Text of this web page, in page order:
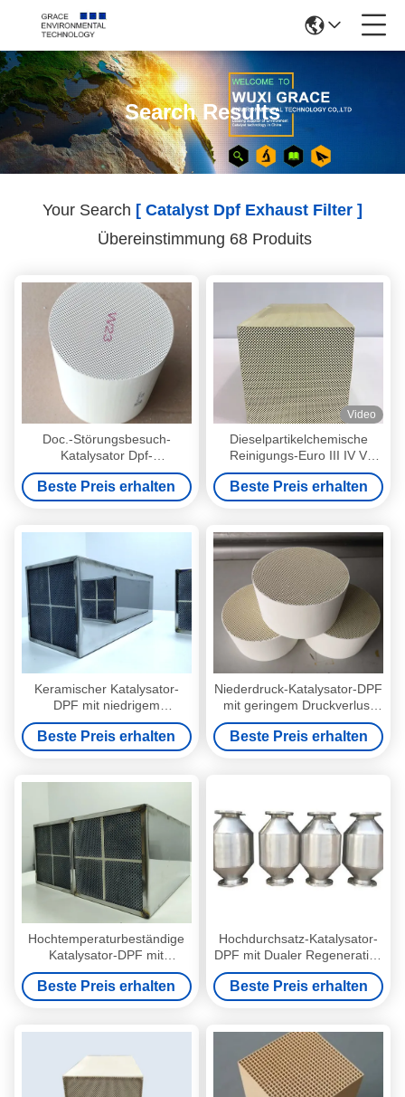
Search Results
Your Search [ Catalyst Dpf Exhaust Filter ]
Übereinstimmung 68 Produits
Doc.-Störungsbesuch-
Katalysator Dpf-
Absaugventilatorfilter im
Bagger Meet Euro 2
Emissionsgrenzwert 3 4 5 6
Beste Preis erhalten
Video
Dieselpartikelchemische
Reinigungs-Euro III IV V
filter-Katalysator Dpf
Beste Preis erhalten
Keramischer Katalysator-
DPF mit niedrigem
Gegendruck und
aktiver/passiver
Regeneration für
Dieselabgase
Beste Preis erhalten
Niederdruck-Katalysator-DPF
mit geringem Druckverlust
und hoher Durchflussrate zur
Diesel-Emissionskontrolle
Beste Preis erhalten
Hochtemperaturbeständige
Katalysator-DPF mit
niedrigem Rückdruck für den
Euro 6-Emissionsstandard
Beste Preis erhalten
Hochdurchsatz-Katalysator-
DPF mit Dualer Regeneration
und 300 CPSI für
Dieselmotoren
Beste Preis erhalten